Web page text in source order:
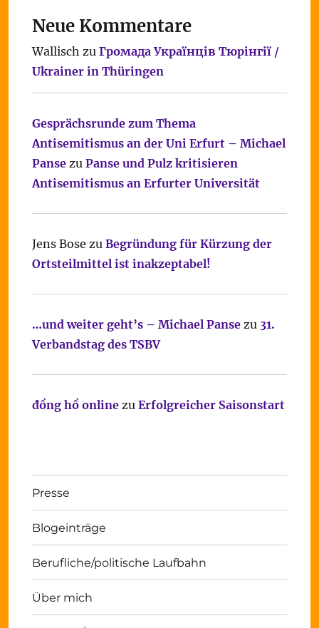
Neue Kommentare
Wallisch zu Громада Українців Тюрінгії /
Ukrainer in Thüringen
Gesprächsrunde zum Thema
Antisemitismus an der Uni Erfurt – Michael
Pansezu Panse und Pulz kritisieren
Antisemitismus an Erfurter Universität
Jens Bose zu Begründung für Kürzung der
Ortsteilmittel ist inakzeptabel!
…und weiter geht’s – Michael Pansezu 31.
Verbandstag des TSBV
đồng hồ onlinezu Erfolgreicher Saisonstart
Presse
Blogeinträge
Berufliche/politische Laufbahn
Über mich